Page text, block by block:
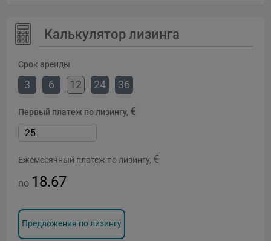
Калькулятор лизинга
Срок аренды
3 6 12 24 36
Первый платеж по лизингу, €
Ежемесячный платеж по лизингу, €
no 18.67
Предложения по лизингу